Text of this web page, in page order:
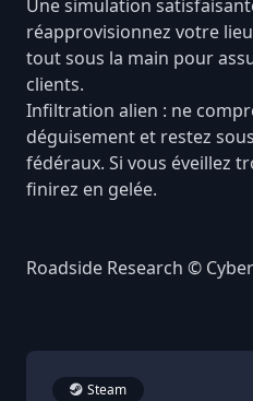
Une simulation
réapprovisionnez votre
tout sous la main pour
clients.
Infiltration alien : ne
déguisement et restez
fédéraux. Si vous éveillez
finirez en gelée.
Roadside Research ©
Steam